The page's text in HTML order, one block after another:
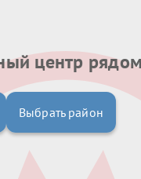
центр рядом
Выбрать район